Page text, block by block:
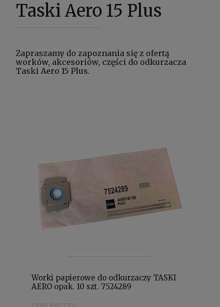
Taski Aero 15 Plus
Zapraszamy do zapoznania się z ofertą
worków, akcesoriów, części do odkurzacza
Taski Aero 15 Plus.
Worki papierowe do odkurzaczy TASKI
AERO opak. 10 szt. 7524289